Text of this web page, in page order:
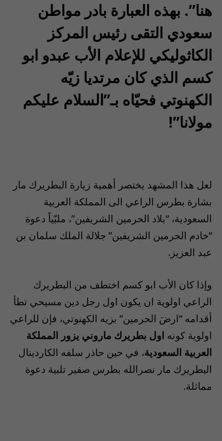
هنا”. بهذه العبارة بادر مواطن
سعودي التقى رئيس المركز
الكاثوليكي للإعلام الأب عبدو ابو
كسم الذي كان مرتديا زيّه
الكهنوتي فحيّاه بـ”السلام عليكم
مولانا”!
لعل هذا المشهد يختصر أهمية زيارة البطريرك مار
بشارة بطرس الراعي الى المملكة العربية
السعودية، “بلاد الحرمين الشريفين”، ملبّياً دعوة
“خادم الحرمين الشريفين” جلالة الملك سلمان بن
عبد العزيز.
وإذا كان الأب ابو كسم اختطف من البطريرك
الراعي اولوية ان يكون اول رجل دين مسيحي تطأ
أقدامه “ارضَ الحرمين” بزيه الكهنوتي، فإن للراعي
اولوية كونه اول بطريرك ماروني يزور المملكة
العربية السعودية، في حين حاذر سلفه الكاردينال
البطريرك مار نصرالله بطرس صفير تلبية دعوة
مماثلة.